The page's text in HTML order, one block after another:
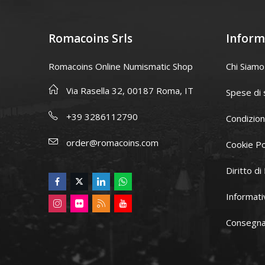
Romacoins Srls
Romacoins Online Numismatic Shop
Via Rasella 32, 00187 Roma, IT
+39 3286112790
order@romacoins.com
Chi Siamo
Spese di
Cookie
Diritto di